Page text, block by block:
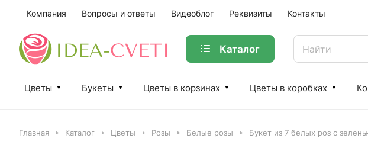
Компания Вопросы и ответы Видеоблог Реквизиты Контакты
Каталог
Цветы Букеты Цветы в корзинах Цветы в коробках
Главная Каталог Цветы Розы Белые розы Букет из 7 белых роз с